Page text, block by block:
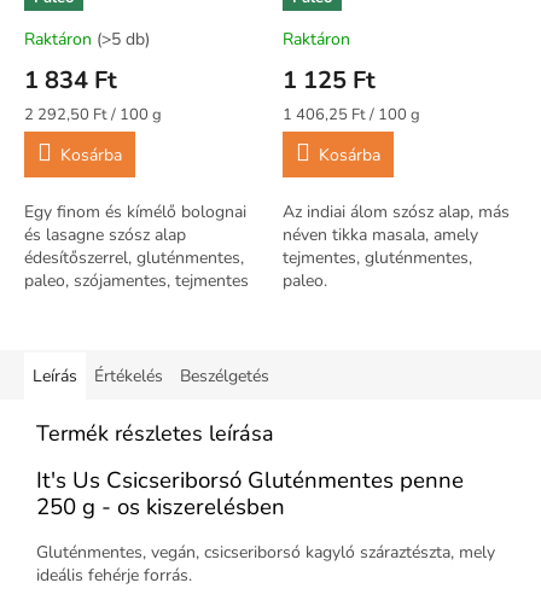
édesítőszerrel
(gluténmentes, paleo) 80
Raktáron (>5 db)
1 834 Ft
Egységár:
2 292,50 Ft / 100 g
Kosárba
Egy finom és kímélő bolognai
és lasagne szósz alap
édesítőszerrel, gluténmentes,
paleo, szójamentes, tejmentes
alap) (tejmentes,
mesterséges
Raktáron
1 125 Ft
Egységár:
1 406,25 Ft / 100 g
Kosárba
Az indiai álom szósz alap, más
néven tikka masala, amely
tejmentes, gluténmentes,
paleo.
Leírás Értékelés Beszélgetés
Termék részletes leírása
It's Us Csicseriborsó Gluténmentes penne
250 g - os kiszerelésben
Gluténmentes, vegán, csicseriborsó kagyló száraztészta, mely
ideális fehérje forrás.